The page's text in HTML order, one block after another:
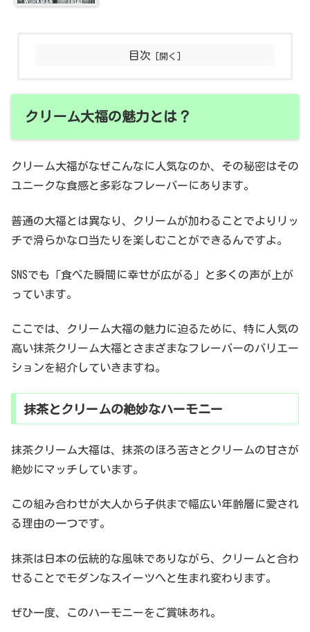
目次
クリーム大福の魅力とは？
クリーム大福がなぜこんなに人気なのか、その秘密はその
ユニークな食感と多彩なフレーバーにあります。
普通の大福とは異なり、クリームが加わることでよりリッ
チで滑らかな口当たりを楽しむことができるんですよ。
SNSでも「食べた瞬間に幸せが広がる」と多くの声が上が
っています。
ここでは、クリーム大福の魅力に迫るために、特に人気の
高い抹茶クリーム大福とさまざまなフレーバーのバリエー
ションを紹介していきますね。
抹茶とクリームの絶妙なハーモニー
抹茶クリーム大福は、抹茶のほろ苦さとクリームの甘さが
絶妙にマッチしています。
この組み合わせが大人から子供まで幅広い年齢層に愛され
る理由の一つです。
抹茶は日本の伝統的な風味でありながら、クリームと合わ
せることでモダンなスイーツへと生まれ変わります。
ぜひ一度、このハーモニーをご賞味あれ。